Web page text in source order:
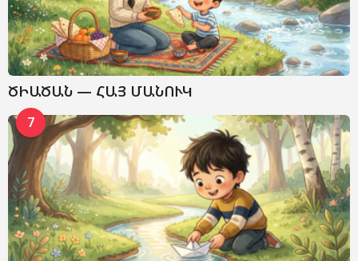
ԾԻԱԾԱՆ — ՀԱՅ ՄԱՆՈՒԿ
7